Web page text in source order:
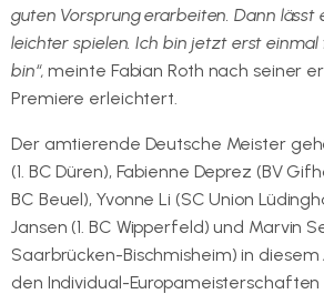
guten Vorsprung erarbeiten. Dann lässt
leichter spielen. Ich bin jetzt erst einmal
bin“, meinte Fabian Roth nach seiner
Premiere erleichtert.
Der amtierende Deutsche Meister
(1. BC Düren), Fabienne Deprez (BV
BC Beuel), Yvonne Li (SC Union
Jansen (1. BC Wipperfeld) und Marvin
Saarbrücken-Bischmisheim) in
den Individual-